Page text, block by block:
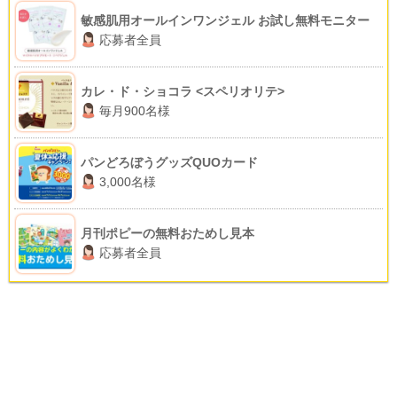
敏感肌用オールインワンジェル お試し無料モニター
応募者全員
カレ・ド・ショコラ <スペリオリテ>
毎月900名様
パンどろぼうグッズQUOカード
3,000名様
月刊ポピーの無料おためし見本
応募者全員